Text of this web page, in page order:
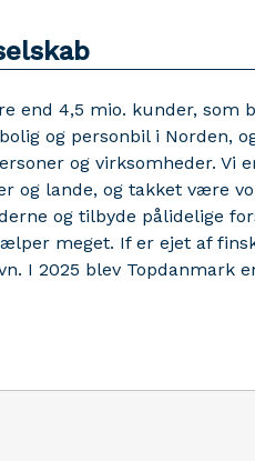
end 4,5 mio. kunder, som
og personbil i Norden,
og virksomheder. Vi
og lande, og takket være
og tilbyde pålidelige
meget. If er ejet af
I 2025 blev Topdanmark